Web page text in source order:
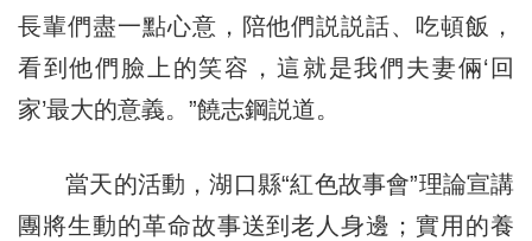
長輩們盡一點心意，陪他們説説話、吃頓飯，
看到他們臉上的笑容，這就是我們夫妻倆‘回
家’最大的意義。”饒志鋼説道。
當天的活動，湖口縣“紅色故事會”理論宣講
團將生動的革命故事送到老人身邊；實用的養